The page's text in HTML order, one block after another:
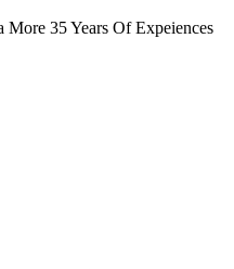
More 35 Years Of Expeiences